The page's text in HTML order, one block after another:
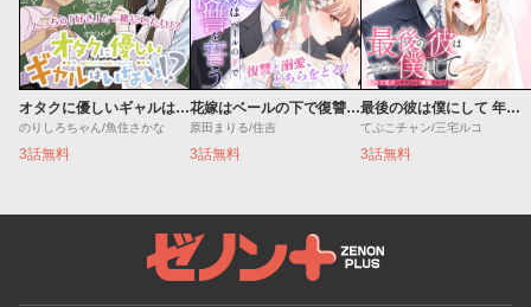
オタクに優しいギャルはいない!?
のりしろちゃん/魚住さかな
3話無料
花嫁はベールの下で復讐を誓う
原田まりる/住吉
3話無料
最後の彼は僕にして 年下男子にやりなおし溺愛されてます
てぷこチャン/三宅ルコ
3話無料
ゼノンプラス